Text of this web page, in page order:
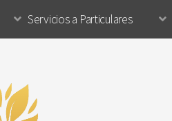
Servicios a Particulares